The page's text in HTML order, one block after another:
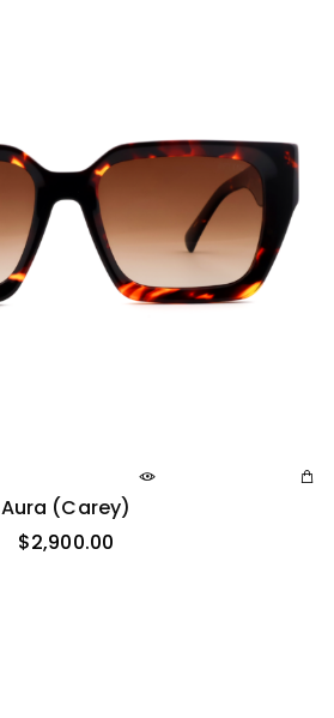
Aura (carey)
$2,900.00